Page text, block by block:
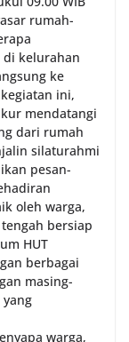
rumah-
di kelurahan
ke
ini,
mendatangi
dari rumah
silaturahmi
pesan-
oleh warga,
bersiap
HUT
berbagai
masing-
yang
warga,